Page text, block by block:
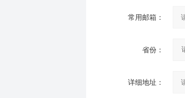
常用邮箱：
省份：
详细地址：